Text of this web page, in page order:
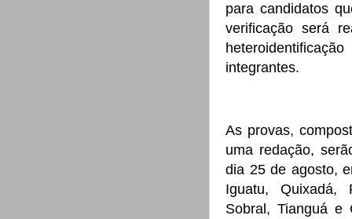
para candidatos
verificação será
integrantes.
As provas,
uma redação,
dia 25 de agosto,
Iguatu, Quixadá,
Sobral, Tianguá e